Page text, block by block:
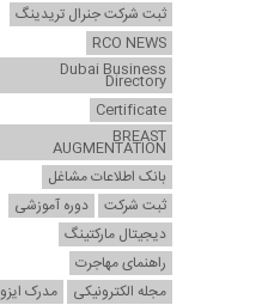
ثبت شرکت جنرال تریدینگ
RCO NEWS
Dubai Business
Directory
Certificate
BREAST
AUGMENTATION
بانک اطلاعات مشاغل
ثبت شرکت
دوره آموزشی
دیجیتال مارکتینگ
راهنمای مهاجرت
مجله الکترونیکی
مدرک ایزو